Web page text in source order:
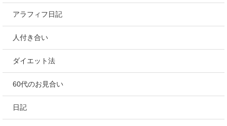
アラフィフ日記
人付き合い
ダイエット法
60代のお見合い
日記